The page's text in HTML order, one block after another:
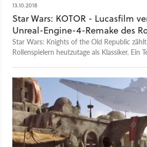
13.10.2018
Star Wars: KOTOR - Lucasfilm
Unreal-Engine-4-Remake des
Star Wars: Knights of the Old Republic
Rollenspielern heutzutage als Klassiker. Ein
verschickte eine Unterlassungserklärung.